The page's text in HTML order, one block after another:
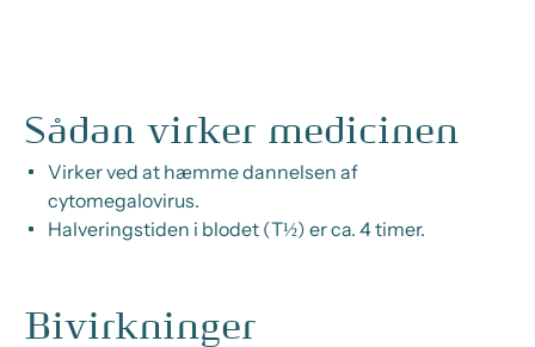
Sådan virker medicinen
Virker ved at hæmme dannelsen af
cytomegalovirus.
Halveringstiden i blodet (T½) er ca. 4 timer.
Bivirkninger